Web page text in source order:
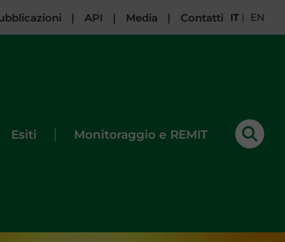
| API | Media | Contatti IT | EN
Esiti | Monitoraggio e REMIT